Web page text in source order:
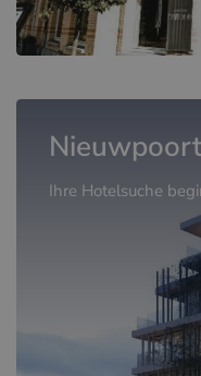
Nieuwpoort
Ihre Hotelsuche